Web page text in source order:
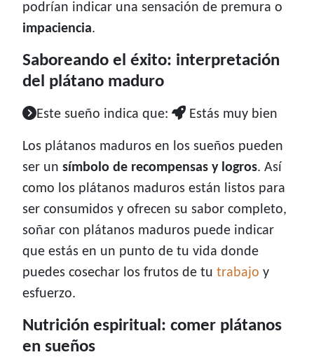
podrían indicar una sensación de premura o
impaciencia.
Saboreando el éxito: interpretación
del plátano maduro
Este sueño indica que: Estás muy bien
Los plátanos maduros en los sueños pueden
ser un símbolo de recompensas y logros. Así
como los plátanos maduros están listos para
ser consumidos y ofrecen su sabor completo,
soñar con plátanos maduros puede indicar
que estás en un punto de tu vida donde
puedes cosechar los frutos de tu trabajo y
esfuerzo.
Nutrición espiritual: comer plátanos
en sueños